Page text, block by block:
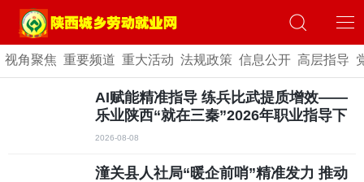
视角聚焦 重要频道 重大活动 法规政策 信息公开 高层指导
AI赋能精准指导 练兵比武提质增效——
乐业陕西“就在三秦”2026年职业指导下
沉基层活动安康站成功举办
2026-08-08
潼关县人社局“暖企前哨”精准发力 推动